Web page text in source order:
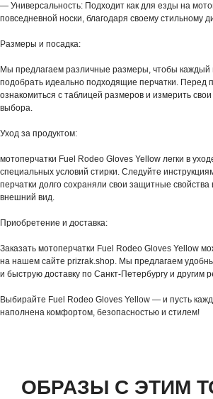
— Универсальность: Подходит как для езды на
повседневной носки, благодаря своему стильному
Размеры и посадка:
Мы предлагаем различные размеры, чтобы каждый
подобрать идеально подходящие перчатки. Перед
ознакомиться с таблицей размеров и измерить
выбора.
Уход за продуктом:
мотоперчатки Fuel Rodeo Gloves Yellow легки в
специальных условий стирки. Следуйте
перчатки долго сохраняли свои защитные
внешний вид.
Приобретение и доставка:
Заказать мотоперчатки Fuel Rodeo Gloves Yellow
на нашем сайте prizrak.shop. Мы предлагаем
и быструю доставку по Санкт-Петербургу и другим
Выбирайте Fuel Rodeo Gloves Yellow — и пусть
наполнена комфортом, безопасностью и стилем!
ОБРАЗЫ С ЭТИМ